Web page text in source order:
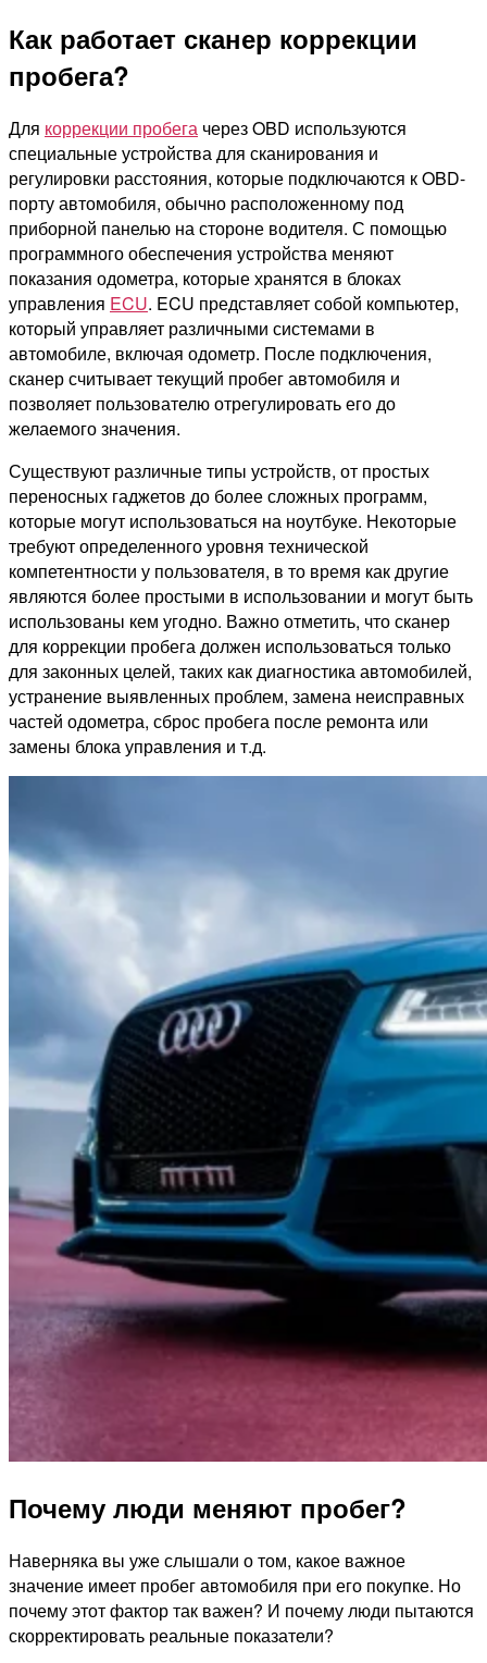
Как работает сканер коррекции
пробега?
Для коррекции пробега через OBD используются
специальные устройства для сканирования и
регулировки расстояния, которые подключаются к OBD-
порту автомобиля, обычно расположенному под
приборной панелью на стороне водителя. С помощью
программного обеспечения устройства меняют
показания одометра, которые хранятся в блоках
управления ECU. ECU представляет собой компьютер,
который управляет различными системами в
автомобиле, включая одометр. После подключения,
сканер считывает текущий пробег автомобиля и
позволяет пользователю отрегулировать его до
желаемого значения.
Существуют различные типы устройств, от простых
переносных гаджетов до более сложных программ,
которые могут использоваться на ноутбуке. Некоторые
требуют определенного уровня технической
компетентности у пользователя, в то время как другие
являются более простыми в использовании и могут быть
использованы кем угодно. Важно отметить, что сканер
для коррекции пробега должен использоваться только
для законных целей, таких как диагностика автомобилей,
устранение выявленных проблем, замена неисправных
частей одометра, сброс пробега после ремонта или
замены блока управления и т.д.
Почему люди меняют пробег?
Наверняка вы уже слышали о том, какое важное
значение имеет пробег автомобиля при его покупке. Но
почему этот фактор так важен? И почему люди пытаются
скорректировать реальные показатели?